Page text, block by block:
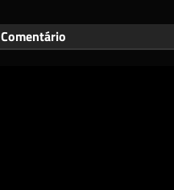
Comentário